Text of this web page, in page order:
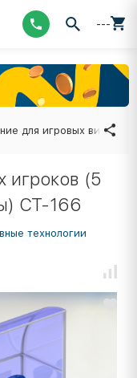
---
для игровых видов
игроков (5
СТ-166
технологии